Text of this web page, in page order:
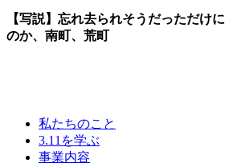
【写説】忘れ去られそうだっただけ
のか、南町、荒町
私たちのこと
3.11を学ぶ
事業内容